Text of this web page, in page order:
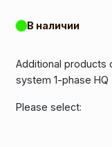
В наличии
Additional products
system 1-phase HQ
Please select: